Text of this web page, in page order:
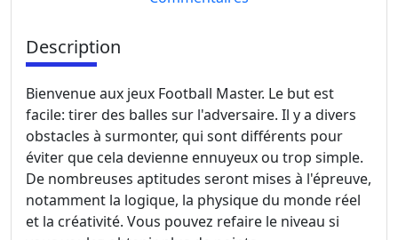
Description
Bienvenue aux jeux Football Master. Le but est
facile: tirer des balles sur l'adversaire. Il y a divers
obstacles à surmonter, qui sont différents pour
éviter que cela devienne ennuyeux ou trop simple.
De nombreuses aptitudes seront mises à l'épreuve,
notamment la logique, la physique du monde réel
et la créativité. Vous pouvez refaire le niveau si